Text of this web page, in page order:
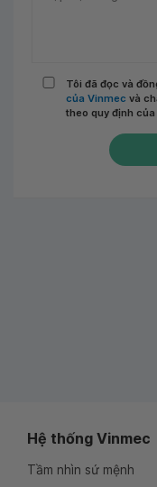
Tôi đã đọc và
của Vinmec và
theo quy định của
Hệ thống Vinmec
Tầm nhìn sứ mệnh